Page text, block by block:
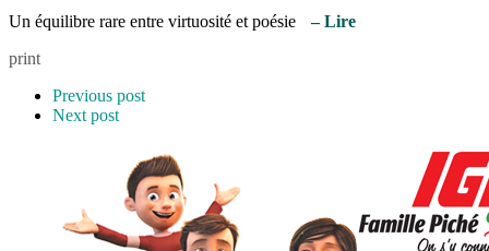
Un équilibre rare entre virtuosité et poésie
– Lire
print
Previous post
Next post